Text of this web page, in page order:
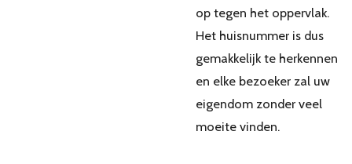
op tegen het oppervlak.
Het huisnummer is dus
gemakkelijk te herkennen
en elke bezoeker zal uw
eigendom zonder veel
moeite vinden.